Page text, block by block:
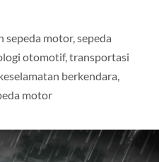
sepeda motor, sepeda
otomotif, transportasi
berkendara,
motor